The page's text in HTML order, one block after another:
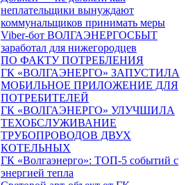
неплательщики вынуждают
коммунальщиков принимать меры
Viber-бот ВОЛГАЭНЕРГОСБЫТ
заработал для нижегородцев
ПО ФАКТУ ПОТРЕБЛЕНИЯ
ГК «ВОЛГАЭНЕРГО» ЗАПУСТИЛА
МОБИЛЬНОЕ ПРИЛОЖЕНИЕ ДЛЯ
ПОТРЕБИТЕЛЕЙ
ГК «ВОЛГАЭНЕРГО» УЛУЧШИЛА
ТЕХОБСЛУЖИВАНИЕ
ТРУБОПРОВОДОВ ДВУХ
КОТЕЛЬНЫХ
ГК «Волгаэнерго»: ТОП-5 событий с
энергией тепла